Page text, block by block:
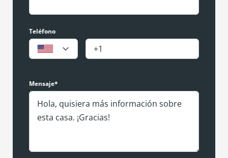
Teléfono
Mensaje*